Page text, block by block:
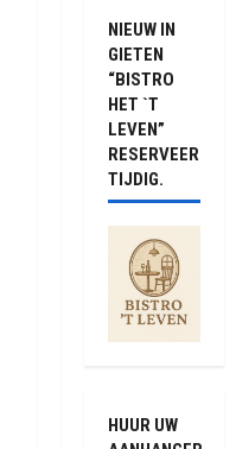
NIEUW IN
GIETEN
“BISTRO
HET `T
LEVEN”
RESERVEER
TIJDIG.
HUUR UW